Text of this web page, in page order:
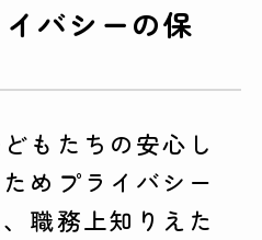
バシーの保
もたちの安心し
めプライバシー
職務上知りえた